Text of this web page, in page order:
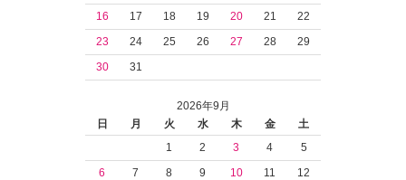
16
17 18 19 20 21
22
23
24 25 26 27 28
29
30
31
2026年9月
日
月 火 水 木 金
土
1
2 3 4
5
6
7 8 9 10 11
12